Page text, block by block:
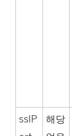
sslP
해당